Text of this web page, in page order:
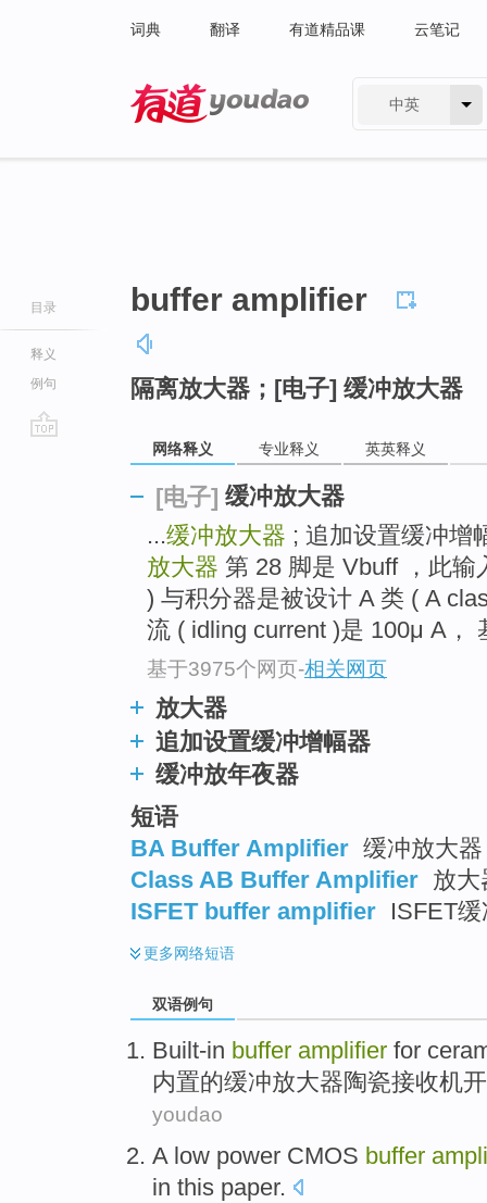
词典 翻译 有道精品课 云笔记
中英
目录
释义
例句
buffer amplifier
隔离放大器；[电子] 缓冲放大器
网络释义 专业释义 英英释义
[电子] 缓冲放大器
...缓冲放大器 ; 追加设置缓冲增
放大器 第 28 脚是 Vbuff ，此
) 与积分器是被设计 A 类 ( A
流 ( idling current )是 100μ A，
基于3975个网页-相关网页
放大器
追加设置缓冲增幅器
缓冲放年夜器
短语
BA Buffer Amplifier 缓冲放大器
Class AB Buffer Amplifier 放大
ISFET buffer amplifier ISFET
更多网络短语
双语例句
Built-in buffer amplifier for
内置的缓冲放大器陶瓷接收机
youdao
A low power CMOS buffer
in this paper.